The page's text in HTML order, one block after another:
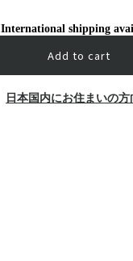
International shipping
Add to cart
日本国内にお住まいの方